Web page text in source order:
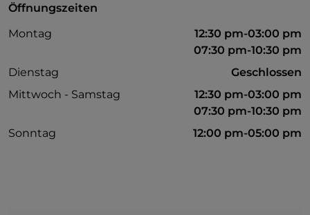
Geldautomat
Öffnungszeiten
Montag
12:30 pm-03:00 pm
07:30 pm-10:30 pm
Dienstag
Geschlossen
Mittwoch - Samstag
12:30 pm-03:00 pm
07:30 pm-10:30 pm
Sonntag
12:00 pm-05:00 pm